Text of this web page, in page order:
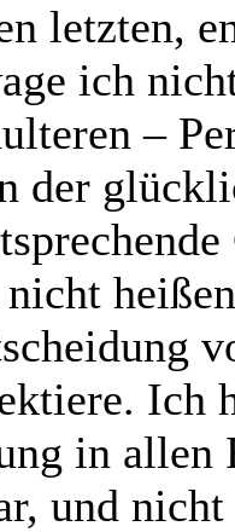
letzten,
ich
–
der
Ich
in
und